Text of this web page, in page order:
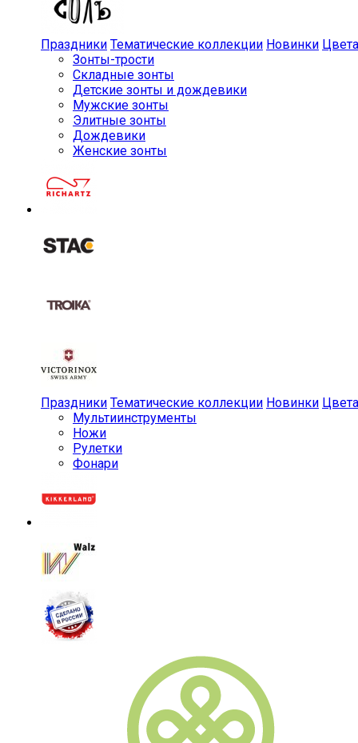
Праздники Тематические коллекции Новинки Цвета
Зонты-трости
Складные зонты
Детские зонты и дождевики
Мужские зонты
Элитные зонты
Дождевики
Женские зонты
Праздники Тематические коллекции Новинки Цвета
Мульти­инструменты
Ножи
Рулетки
Фонари